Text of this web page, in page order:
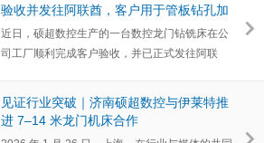
验收并发往阿联酋，客户用于管板钻孔加
工
近日，硕超数控生产的一台数控龙门钻铣床在公
司工厂顺利完成客户验收，并已正式发往阿联
见证行业突破｜济南硕超数控与伊莱特推
进 7–14 米龙门机床合作